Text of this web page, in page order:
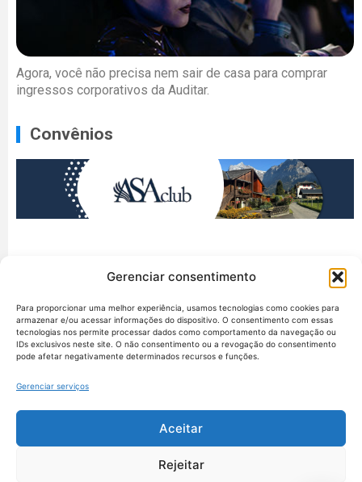
Gerenciar consentimento
Para proporcionar uma melhor experiência, usamos tecnologias como cookies para
armazenar e/ou acessar informações do dispositivo. O consentimento com essas
tecnologias nos permite processar dados como comportamento da navegação ou
IDs exclusivos neste site. O não consentimento ou a revogação do consentimento
pode afetar negativamente determinados recursos e funções.
Gerenciar serviços
Aceitar
Rejeitar
Agora, você não precisa nem sair de casa para comprar
ingressos corporativos da Auditar.
Convênios
União dos Auditores Federais de Controle Externo -
AUDITAR